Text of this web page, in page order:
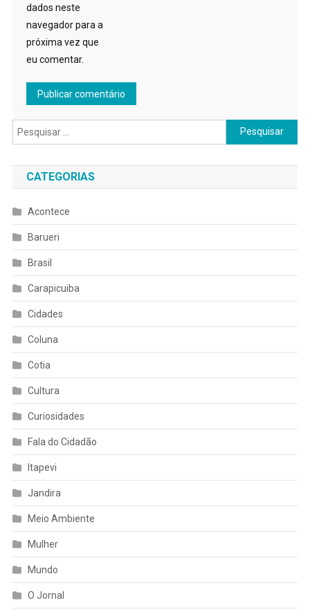
dados neste
navegador para a
próxima vez que
eu comentar.
Pesquisar
por:
CATEGORIAS
Acontece
Barueri
Brasil
Carapicuiba
Cidades
Coluna
Cotia
Cultura
Curiosidades
Fala do Cidadão
Itapevi
Jandira
Meio Ambiente
Mulher
Mundo
O Jornal